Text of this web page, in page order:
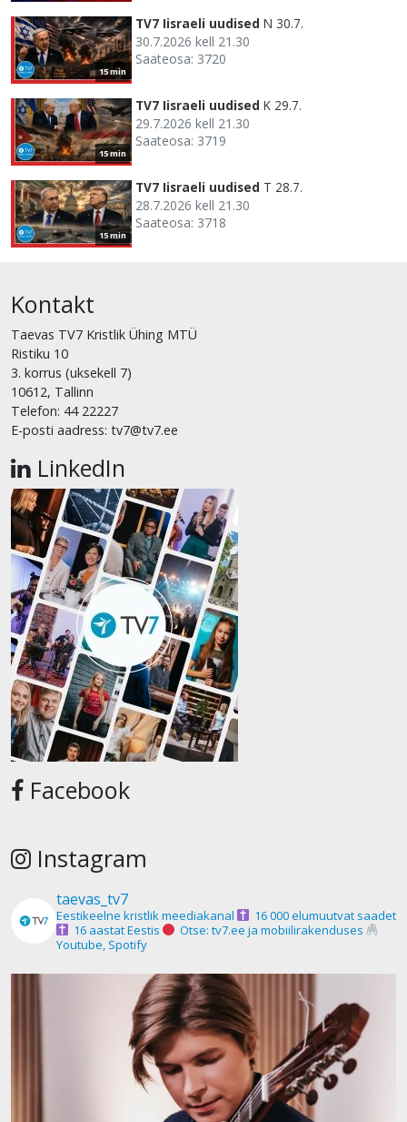
15 min
TV7 Iisraeli uudised N 30.7.
30.7.2026 kell 21.30
Saateosa: 3720
15 min
TV7 Iisraeli uudised K 29.7.
29.7.2026 kell 21.30
Saateosa: 3719
15 min
TV7 Iisraeli uudised T 28.7.
28.7.2026 kell 21.30
Saateosa: 3718
Kontakt
Taevas TV7 Kristlik Ühing MTÜ
Ristiku 10
3. korrus (uksekell 7)
10612, Tallinn
Telefon: 44 22227
E-posti aadress: tv7@tv7.ee
LinkedIn
Facebook
Instagram
taevas_tv7
Eestikeelne kristlik meediakanal
16 000 elumuutvat saadet
16 aastat Eestis
Otse: tv7.ee ja mobiilirakenduses
Youtube, Spotify